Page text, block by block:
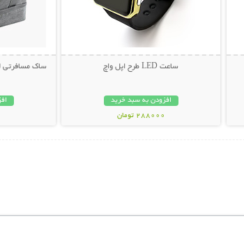
ساعت LED طرح اپل واچ
افزودن به سبد خرید
288000 تومان